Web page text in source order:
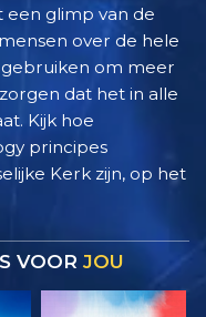
glimp van de
over de hele
om meer
dat het in alle
Kijk hoe
principes
Kerk zijn, op het
VOOR JOU